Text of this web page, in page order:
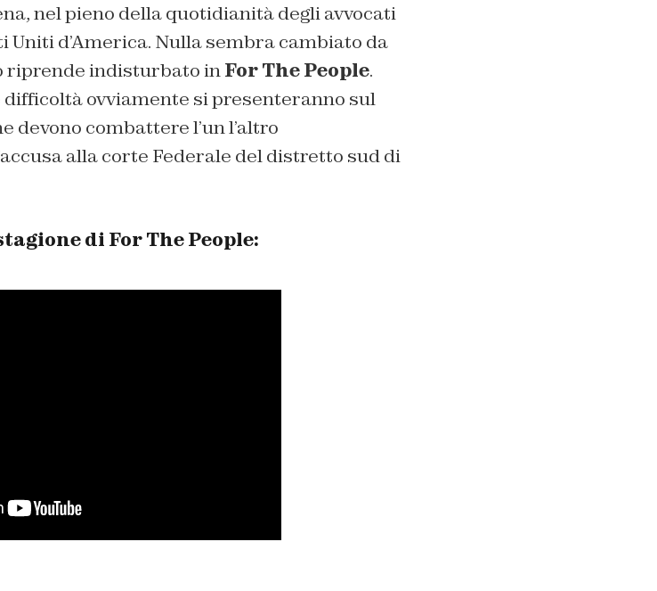
nel pieno della quotidianità degli avvocati
Uniti d’America. Nulla sembra cambiato da
riprende indisturbato inFor The People.
difficoltà ovviamente si presenteranno sul
devono combattere l’un l’altro
alla corte Federale del distretto sud di
di For The People: